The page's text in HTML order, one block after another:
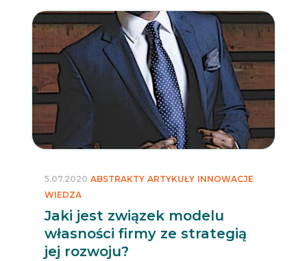
Jaki jest związek modelu
własności firmy ze strategią
jej rozwoju?
5.07.2020 ABSTRAKTY ARTYKUŁY INNOWACJE
WIEDZA